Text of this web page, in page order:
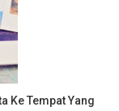
Ke Tempat Yang